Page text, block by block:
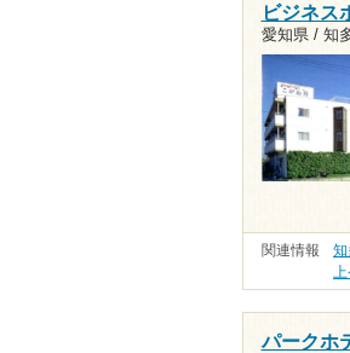
ビジネ
愛知県 / 知
関連情報 知
上
パークホ